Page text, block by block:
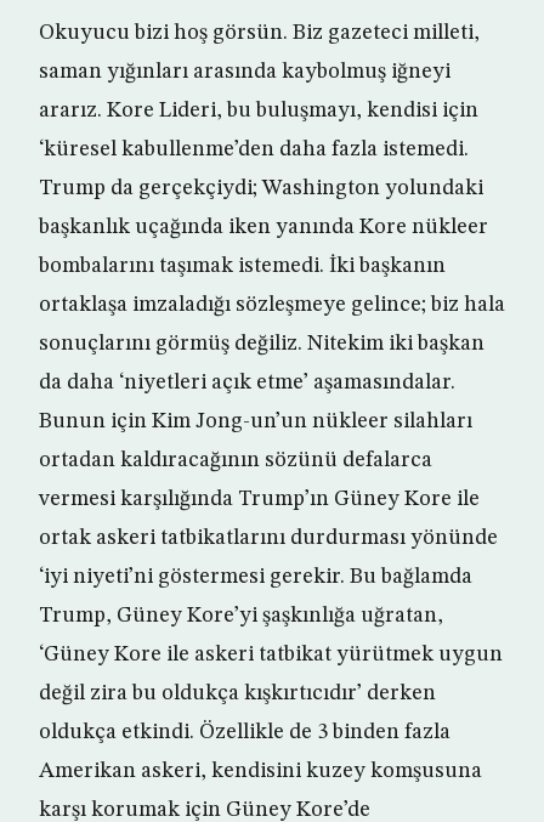
Okuyucu bizi hoş görsün. Biz gazeteci milleti,
saman yığınları arasında kaybolmuş iğneyi
ararız. Kore Lideri, bu buluşmayı, kendisi için
‘küresel kabullenme’den daha fazla istemedi.
Trump da gerçekçiydi; Washington yolundaki
başkanlık uçağında iken yanında Kore nükleer
bombalarını taşımak istemedi. İki başkanın
ortaklaşa imzaladığı sözleşmeye gelince; biz hala
sonuçlarını görmüş değiliz. Nitekim iki başkan
da daha ‘niyetleri açık etme’ aşamasındalar.
Bunun için Kim Jong-un’un nükleer silahları
ortadan kaldıracağının sözünü defalarca
vermesi karşılığında Trump’ın Güney Kore ile
ortak askeri tatbikatlarını durdurması yönünde
‘iyi niyeti’ni göstermesi gerekir. Bu bağlamda
Trump, Güney Kore’yi şaşkınlığa uğratan,
‘Güney Kore ile askeri tatbikat yürütmek uygun
değil zira bu oldukça kışkırtıcıdır’ derken
oldukça etkindi. Özellikle de 3 binden fazla
Amerikan askeri, kendisini kuzey komşusuna
karşı korumak için Güney Kore’de